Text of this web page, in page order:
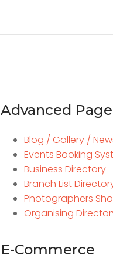
Advanced
Blog / Gallery /
Events Booking
Business Directory
Branch List
Photographers
Organising
E-Commerce